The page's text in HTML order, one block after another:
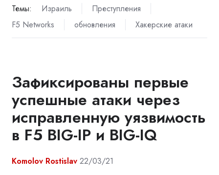
Темы: Израиль
Преступления
F5 Networks
обновления Хакерские атаки
Зафиксированы первые
успешные атаки через
исправленную уязвимость
в F5 BIG-IP и BIG-IQ
Komolov Rostislav 22/03/21